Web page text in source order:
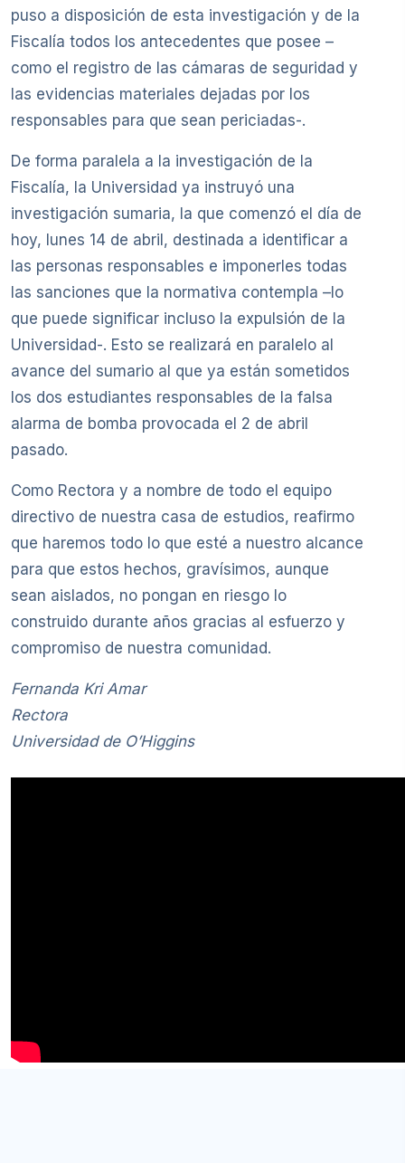
puso a disposición de esta investigación y de la
Fiscalía todos los antecedentes que posee –
como el registro de las cámaras de seguridad y
las evidencias materiales dejadas por los
responsables para que sean periciadas-.
De forma paralela a la investigación de la
Fiscalía, la Universidad ya instruyó una
investigación sumaria, la que comenzó el día de
hoy, lunes 14 de abril, destinada a identificar a
las personas responsables e imponerles todas
las sanciones que la normativa contempla –lo
que puede significar incluso la expulsión de la
Universidad-. Esto se realizará en paralelo al
avance del sumario al que ya están sometidos
los dos estudiantes responsables de la falsa
alarma de bomba provocada el 2 de abril
pasado.
Como Rectora y a nombre de todo el equipo
directivo de nuestra casa de estudios, reafirmo
que haremos todo lo que esté a nuestro alcance
para que estos hechos, gravísimos, aunque
sean aislados, no pongan en riesgo lo
construido durante años gracias al esfuerzo y
compromiso de nuestra comunidad.
Fernanda Kri Amar
Rectora
Universidad de O’Higgins